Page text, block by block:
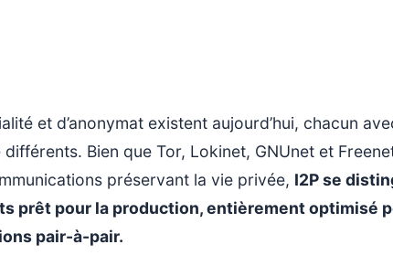
et d’anonymat existent aujourd’hui, chacun
Bien que Tor, Lokinet, GNUnet et
préservant la vie privée, I2P se
prêt pour la production, entièrement optimisé
pair-à-pair.